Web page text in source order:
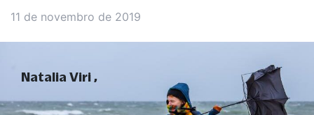
11 de novembro de 2019
Natalia Viri